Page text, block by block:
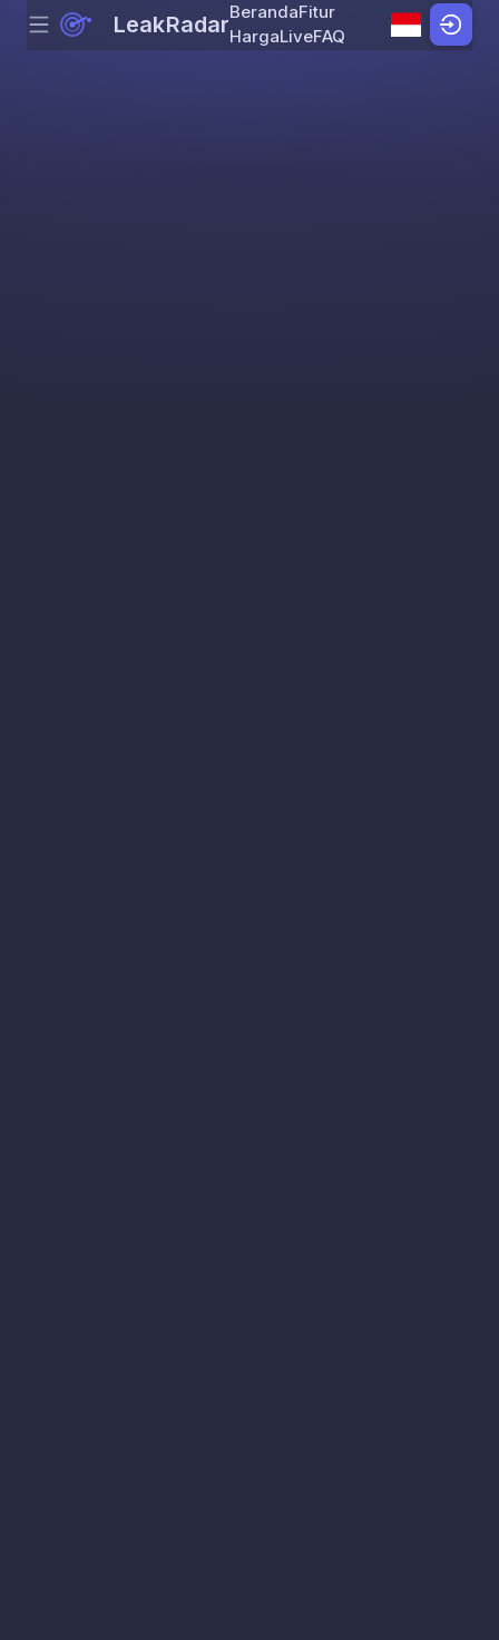
Skip to content
Menu LeakRadarBerandaFitur
HargaLiveFAQ